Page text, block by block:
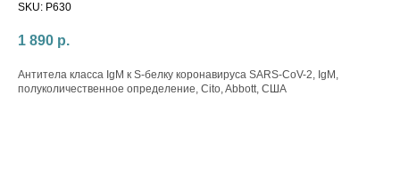
SKU: P630
1 890 р.
Антитела класса IgM к S-белку коронавируса SARS-CoV-2, IgM,
полуколичественное определение, Cito, Abbott, США